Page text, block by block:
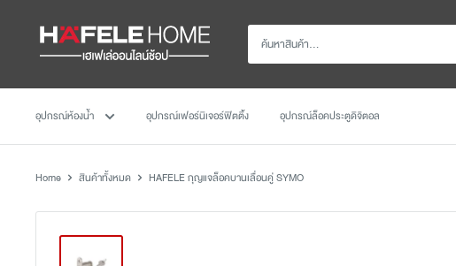
อุปกรณ์ห้องน้ำ อุปกรณ์เฟอร์นิเจอร์ฟิตติ้ง อุปกรณ์ล็อคประตูดิจิตอล
Home สินค้าทั้งหมด HAFELE กุญแจล็อคบานเลื่อนคู่ SYMO